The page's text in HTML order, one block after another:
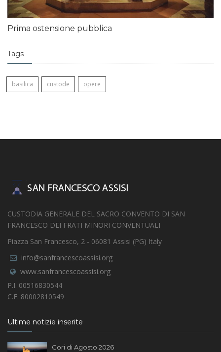
Prima ostensione pubblica
Tags
basilica custode opere
CUSTODIA GENERALE DEL SACRO CONVENTO DI SAN
FRANCESCO DEI FRATI MINORI CONVENTUALI
Piazza San Francesco, 2 - 06081 Assisi (PG) Italy
info@sanfrancescoassisi.org
www.sanfrancescoassisi.org
P.I. 00516830544
C.F. 80002810549
Ultime notizie inserite
Cori di Agosto 2026